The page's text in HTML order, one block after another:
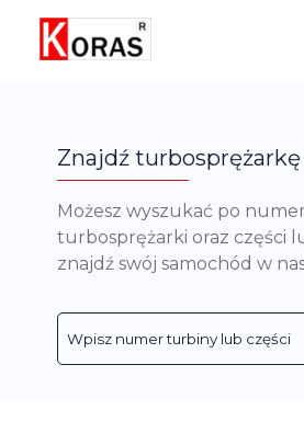
Znajdź turbosprężarkę
Możesz wyszukać po
turbosprężarki oraz części
znajdź swój samochód w